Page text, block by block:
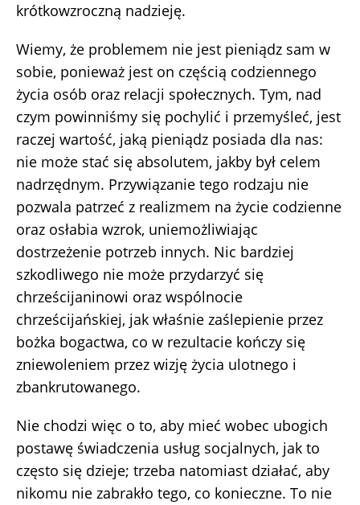
krótkowzroczną nadzieję.
Wiemy, że problemem nie jest pieniądz sam w
sobie, ponieważ jest on częścią codziennego
życia osób oraz relacji społecznych. Tym, nad
czym powinniśmy się pochylić i przemyśleć, jest
raczej wartość, jaką pieniądz posiada dla nas:
nie może stać się absolutem, jakby był celem
nadrzędnym. Przywiązanie tego rodzaju nie
pozwala patrzeć z realizmem na życie codzienne
oraz osłabia wzrok, uniemożliwiając
dostrzeżenie potrzeb innych. Nic bardziej
szkodliwego nie może przydarzyć się
chrześcijaninowi oraz wspólnocie
chrześcijańskiej, jak właśnie zaślepienie przez
bożka bogactwa, co w rezultacie kończy się
zniewoleniem przez wizję życia ulotnego i
zbankrutowanego.
Nie chodzi więc o to, aby mieć wobec ubogich
postawę świadczenia usług socjalnych, jak to
często się dzieje; trzeba natomiast działać, aby
nikomu nie zabrakło tego, co konieczne. To nie